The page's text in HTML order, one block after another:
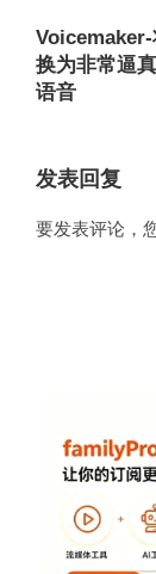
换为非常逼
语音
发表回复
要发表评论，